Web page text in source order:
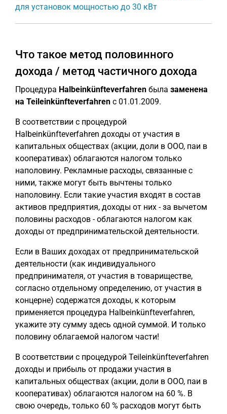
для установок мощностью до 30 кВт
Что такое метод половинного
дохода / метод частичного дохода
Процедура Halbeinkünfteverfahren была заменена
на Teileinkünfteverfahren с 01.01.2009.
В соответствии с процедурой
Halbeinkünfteverfahren доходы от участия в
капитальных обществах (акции, доли в ООО, паи в
кооперативах) облагаются налогом только
наполовину. Рекламные расходы, связанные с
ними, также могут быть вычтены только
наполовину. Если такие участия входят в состав
активов предприятия, доходы от них - за вычетом
половины расходов - облагаются налогом как
доходы от предпринимательской деятельности.
Если в Ваших доходах от предпринимательской
деятельности (как индивидуального
предпринимателя, от участия в товариществе,
согласно отдельному определению, от участия в
концерне) содержатся доходы, к которым
применяется процедура Halbeinkünfteverfahren,
укажите эту сумму здесь одной суммой. И только
половину облагаемой налогом части!
В соответствии с процедурой Teileinkünfteverfahren
доходы и прибыль от продажи участия в
капитальных обществах (акции, доли в ООО, паи в
кооперативах) облагаются налогом на 60 %. В
свою очередь, только 60 % расходов могут быть